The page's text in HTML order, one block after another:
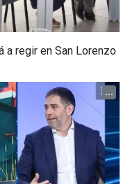
a regir en San Lorenzo
...